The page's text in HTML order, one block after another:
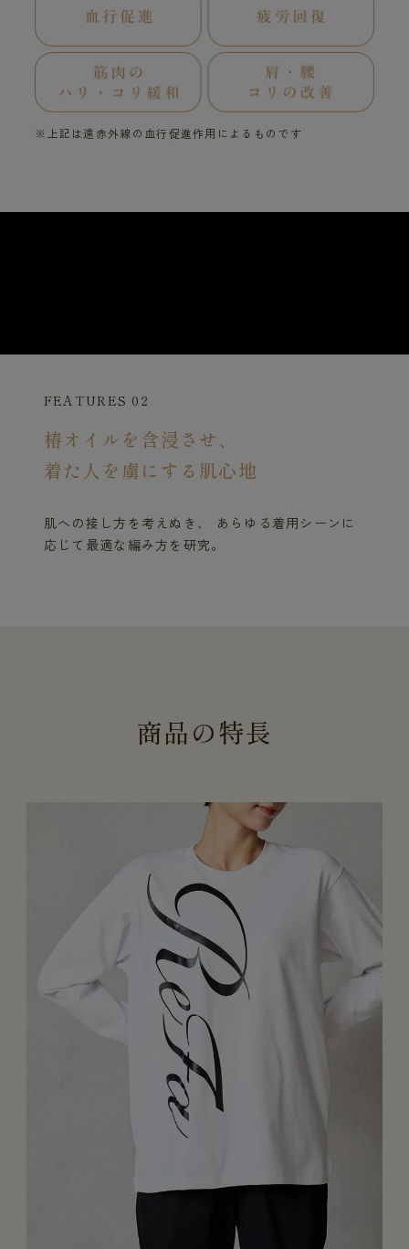
※上記は遠赤外線の血行促進作用によるものです
FEATURES 02
椿オイルを含浸させ、
着た人を虜にする肌心地
肌への接し方を考えぬき、 あらゆる着用シーンに
応じて最適な編み方を研究。
商品の特長